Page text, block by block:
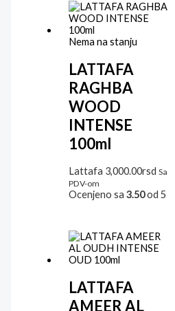
Nema na stanju
LATTAFA
RAGHBA
WOOD
INTENSE
100ml
Lattafa 3,000.00rsd Sa
PDV-om
Ocenjeno sa 3.50od 5
LATTAFA
AMEER AL